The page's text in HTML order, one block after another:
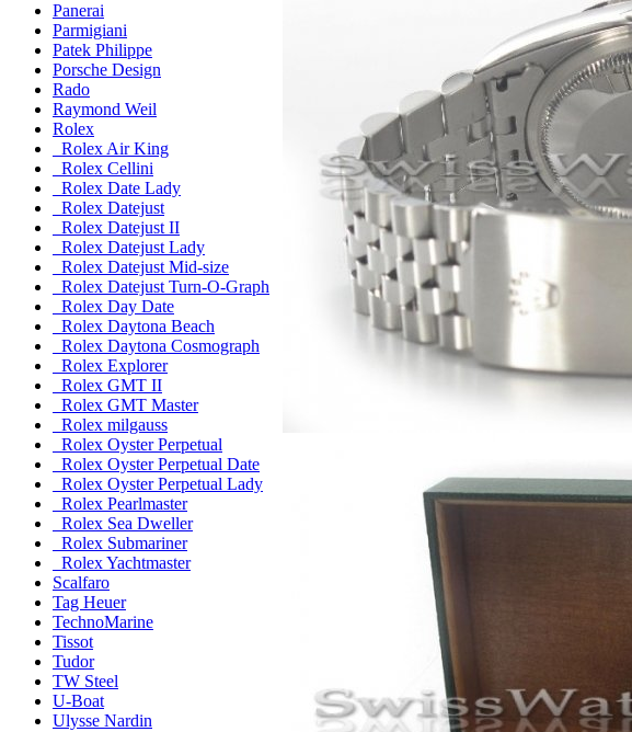
Panerai
Parmigiani
Patek Philippe
Porsche Design
Rado
Raymond Weil
Rolex
Rolex Air King
Rolex Cellini
Rolex Date Lady
Rolex Datejust
Rolex Datejust II
Rolex Datejust Lady
Rolex Datejust Mid-size
Rolex Datejust Turn-O-Graph
Rolex Day Date
Rolex Daytona Beach
Rolex Daytona Cosmograph
Rolex Explorer
Rolex GMT II
Rolex GMT Master
Rolex milgauss
Rolex Oyster Perpetual
Rolex Oyster Perpetual Date
Rolex Oyster Perpetual Lady
Rolex Pearlmaster
Rolex Sea Dweller
Rolex Submariner
Rolex Yachtmaster
Scalfaro
Tag Heuer
TechnoMarine
Tissot
Tudor
TW Steel
U-Boat
Ulysse Nardin